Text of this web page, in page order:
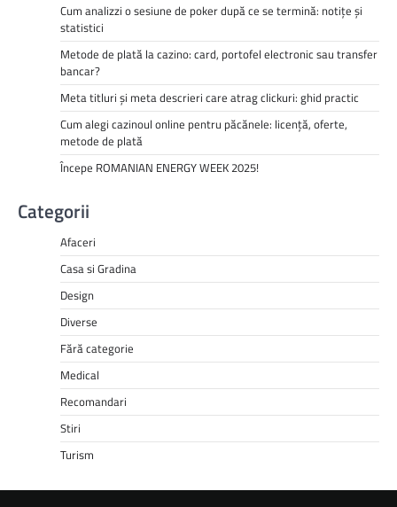
Cum analizzi o sesiune de poker după ce se termină: notițe și
statistici
Metode de plată la cazino: card, portofel electronic sau transfer
bancar?
Meta titluri și meta descrieri care atrag clickuri: ghid practic
Cum alegi cazinoul online pentru păcănele: licență, oferte,
metode de plată
Începe ROMANIAN ENERGY WEEK 2025!
Categorii
Afaceri
Casa si Gradina
Design
Diverse
Fără categorie
Medical
Recomandari
Stiri
Turism